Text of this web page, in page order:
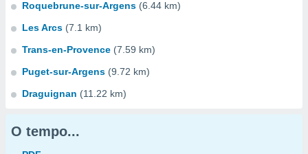
Roquebrune-sur-Argens (6.44 km)
Les Arcs (7.1 km)
Trans-en-Provence (7.59 km)
Puget-sur-Argens (9.72 km)
Draguignan (11.22 km)
O tempo...